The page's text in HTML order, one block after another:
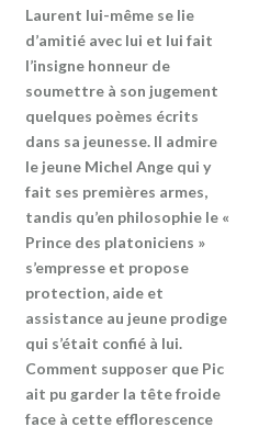
Laurent lui-même se lie
d’amitié avec lui et lui fait
l’insigne honneur de
soumettre à son jugement
quelques poèmes écrits
dans sa jeunesse. Il admire
le jeune Michel Ange qui y
fait ses premières armes,
tandis qu’en philosophie le «
Prince des platoniciens »
s’empresse et propose
protection, aide et
assistance au jeune prodige
qui s’était confié à lui.
Comment supposer que Pic
ait pu garder la tête froide
face à cette efflorescence